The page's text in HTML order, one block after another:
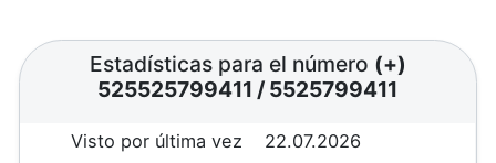
Estadísticas para el número (+)
525525799411 / 5525799411
Visto por última vez
22.07.2026